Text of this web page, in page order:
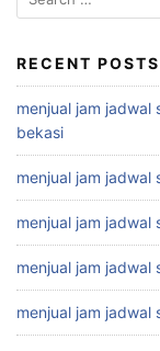
for:
RECENT POSTS
menjual jam jadwal
bekasi
menjual jam
menjual jam jadwal
menjual jam jadwal
menjual jam